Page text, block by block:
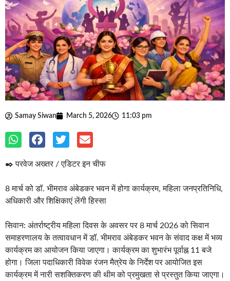
Samay Siwan March 5, 2026 11:03 pm
✒️ परवेज अख्तर / एडिटर इन चीफ
8 मार्च को डॉ. भीमराव अंबेडकर भवन में होगा कार्यक्रम, महिला जनप्रतिनिधि,
अधिकारी और शिक्षिकाएं लेंगी हिस्सा
सिवान: अंतर्राष्ट्रीय महिला दिवस के अवसर पर 8 मार्च 2026 को सिवान
समाहरणालय के तत्वावधान में डॉ. भीमराव अंबेडकर भवन के संवाद कक्ष में भव्य
कार्यक्रम का आयोजन किया जाएगा। कार्यक्रम का शुभारंभ पूर्वाह्न 11 बजे
होगा। जिला पदाधिकारी विवेक रंजन मैत्रेय के निर्देश पर आयोजित इस
कार्यक्रम में नारी सशक्तिकरण की थीम को प्रमुखता से प्रस्तुत किया जाएगा।